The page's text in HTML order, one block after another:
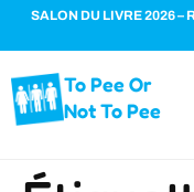
SALON DU LIVRE 2026 –
To Pee Or
Not To Pee